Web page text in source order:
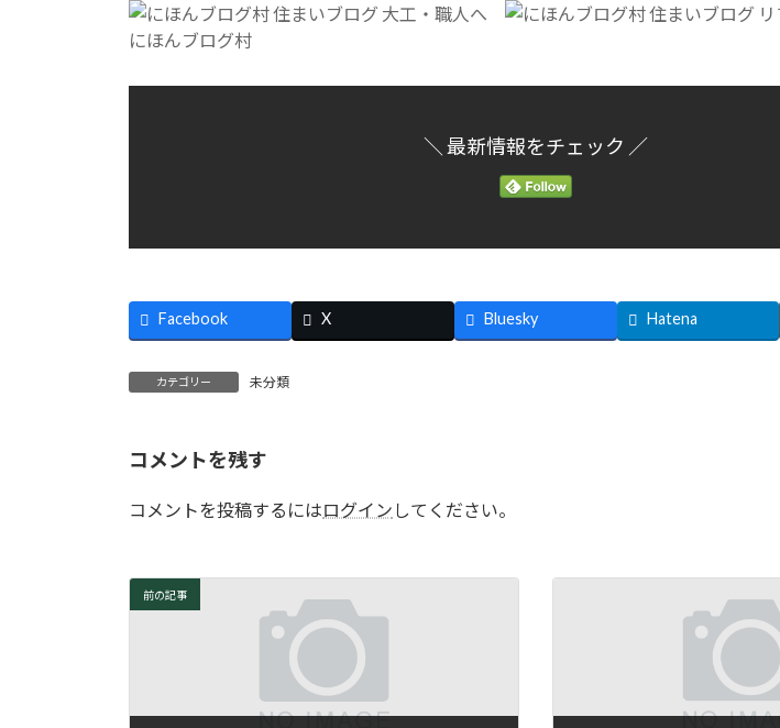
にほんブログ村
＼ 最新情報をチェック ／
Facebook X Bluesky Hatena
カテゴリー 未分類
コメントを残す
コメントを投稿するにはログイン してください。
前の記事